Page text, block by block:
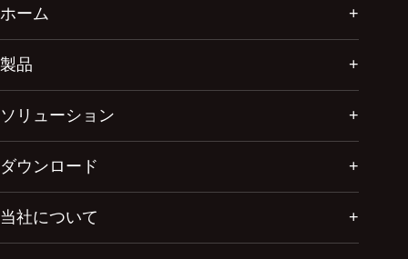
ホーム
製品
ソリューション
ダウンロード
当社について